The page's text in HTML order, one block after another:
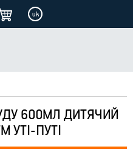
uk
600МЛ ДИТЯЧИЙ
УТІ-ПУТІ